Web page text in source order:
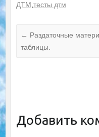
ДТМ,тесты дтм
← Раздаточные
таблицы.
Добавить